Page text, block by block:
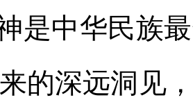
是中华民族
的深远洞见